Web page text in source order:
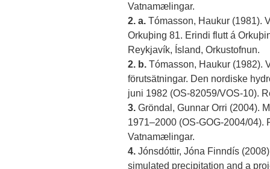
Vatnamælingar.
2. a. Tómasson, Haukur (1981).
Orkuþing 81. Erindi flutt á
Reykjavík, Ísland, Orkustofnun.
2. b. Tómasson, Haukur (1982).
förutsätningar. Den nordiske
juni 1982 (OS-82059/VOS-10).
3. Gröndal, Gunnar Orri (2004).
1971–2000 (OS-GOG-2004/04).
Vatnamælingar.
4. Jónsdóttir, Jóna Finndís
simulated precipitation and a